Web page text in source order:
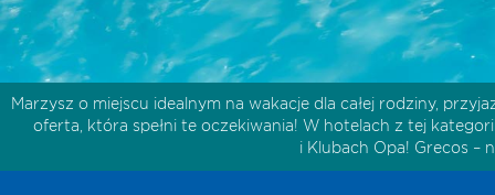
Marzysz o miejscu idealnym na wakacje dla całej rodziny,
oferta, która spełni te oczekiwania! W hotelach z tej
i Klubach Opa! Grecos –